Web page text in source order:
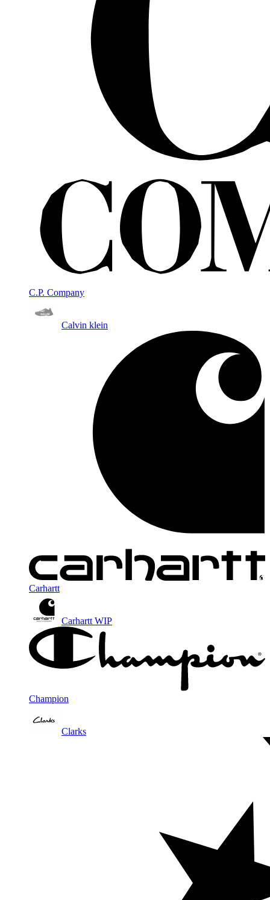
C.P. Company
Calvin klein
Carhartt
Carhartt WIP
Champion
Clarks